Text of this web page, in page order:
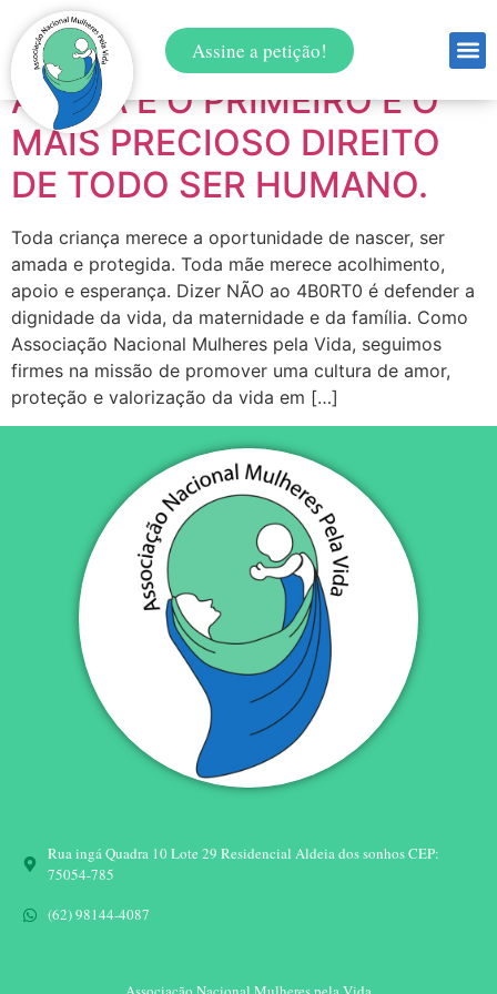
Assine a petição!
Tag:moral
A VIDA É O PRIMEIRO E O
MAIS PRECIOSO DIREITO
DE TODO SER HUMANO.
Toda criança merece a oportunidade de nascer, ser
amada e protegida. Toda mãe merece acolhimento,
apoio e esperança. Dizer NÃO ao 4B0RT0 é defender a
dignidade da vida, da maternidade e da família. Como
Associação Nacional Mulheres pela Vida, seguimos
firmes na missão de promover uma cultura de amor,
proteção e valorização da vida em […]
Rua ingá Quadra 10 Lote 29 Residencial Aldeia dos sonhos CEP:
75054-785
(62) 98144-4087